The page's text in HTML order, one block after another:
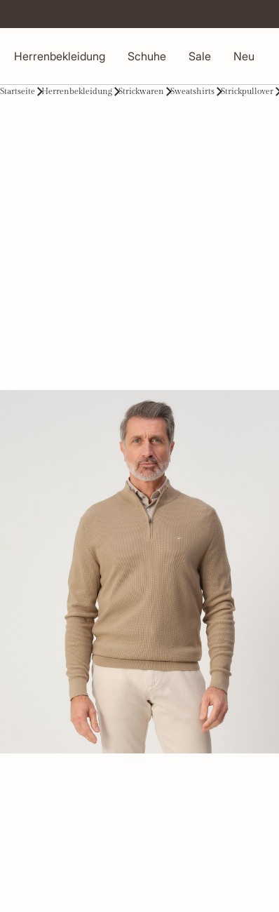
Herrenbekleidung Schuhe Sale Neu
Startseite Herrenbekleidung Strickwaren Sweatshirts Strickpullover